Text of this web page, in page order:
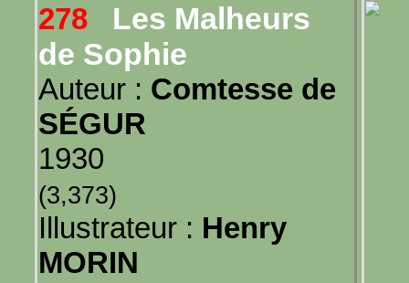
278
Les Malheurs
de Sophie
Auteur : Comtesse de
SÉGUR
1930
(3,373)
Illustrateur : Henry
MORIN